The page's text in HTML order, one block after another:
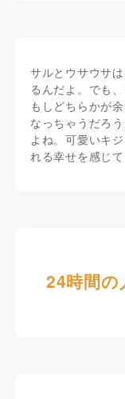
サルとウサウサ
るんだよ。でも
もしどちらかが
なっちゃうだろ
よね。可愛いキ
れる幸せを感じて
24時間の